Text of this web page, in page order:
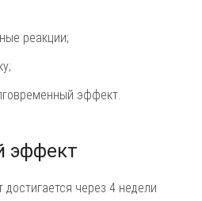
реакции;
эффект.
эффект
через 4 недели